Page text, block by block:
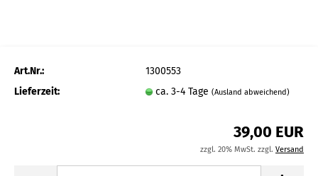
Art.Nr.:
1300553
Lieferzeit:
ca. 3-4 Tage (Ausland abweichend)
39,00 EUR
zzgl. 20% MwSt. zzgl. Versand